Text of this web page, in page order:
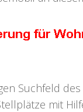
Suchfeld
mit